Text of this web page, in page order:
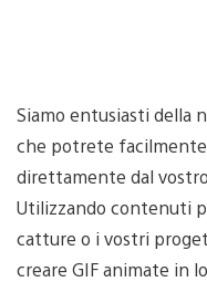
Siamo entusiasti della
che potrete
direttamente dal
Utilizzando contenuti
catture o i vostri
creare GIF animate in